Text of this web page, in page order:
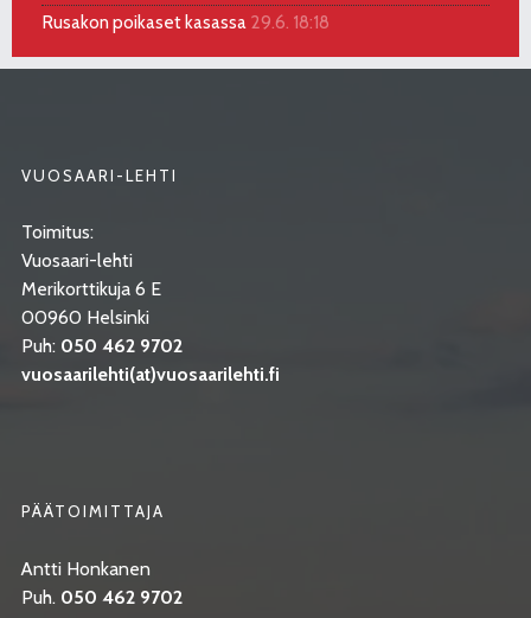
Rusakon poikaset kasassa 29.6. 18:18
VUOSAARI-LEHTI
Toimitus:
Vuosaari-lehti
Merikorttikuja 6 E
00960 Helsinki
Puh: 050 462 9702
vuosaarilehti(at)vuosaarilehti.fi
PÄÄTOIMITTAJA
Antti Honkanen
Puh. 050 462 9702